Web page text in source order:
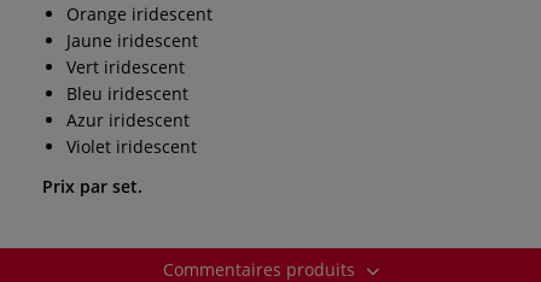
Orange iridescent
Jaune iridescent
Vert iridescent
Bleu iridescent
Azur iridescent
Violet iridescent
Prix par set.
Commentaires produits